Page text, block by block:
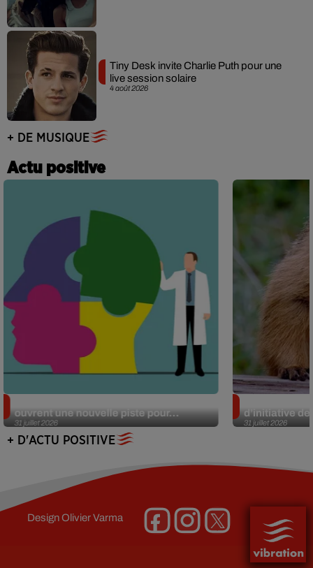
4 août 2026
Tiny Desk invite Charlie Puth pour une
live session solaire
+ DE MUSIQUE
Actu positive
31 juillet 2026
ouvrent une nouvelle piste pour...
31 juillet 2026
d’initiative
+ D'ACTU POSITIVE
DesignOlivier Varma